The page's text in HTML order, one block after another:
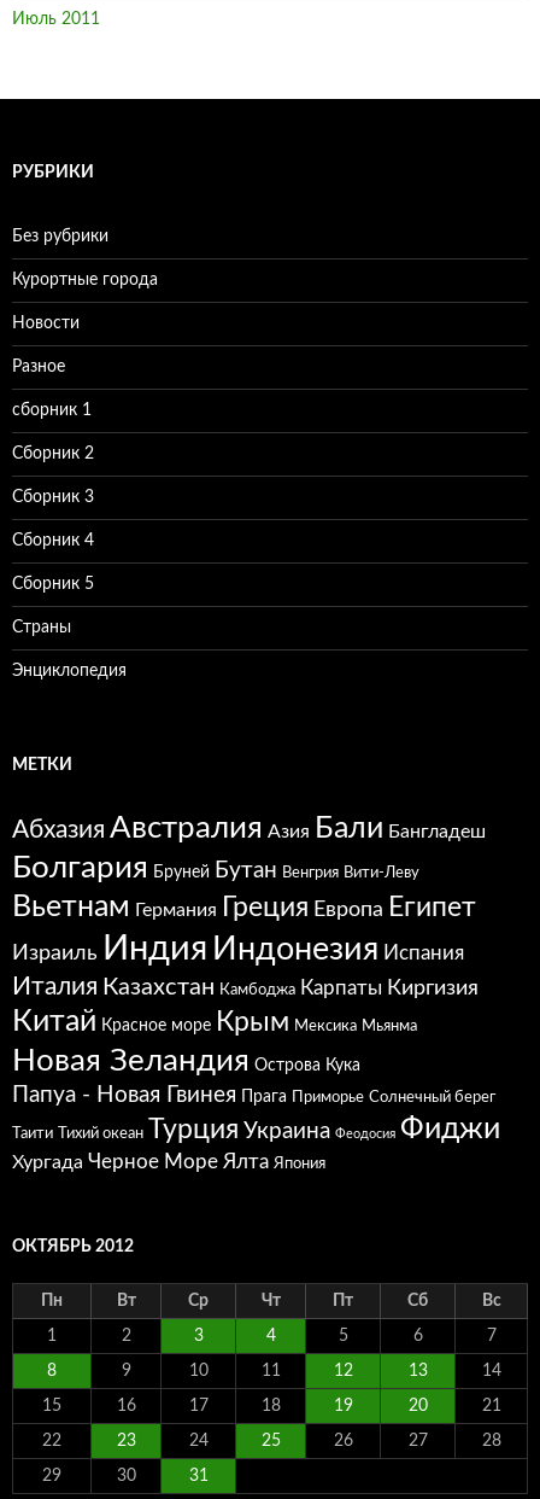
Июль 2011
РУБРИКИ
Без рубрики
Курортные города
Новости
Разное
сборник 1
Сборник 2
Сборник 3
Сборник 4
Сборник 5
Страны
Энциклопедия
МЕТКИ
Абхазия Австралия Азия Бали Бангладеш
Болгария Бруней Бутан Венгрия Вити-Леву
Вьетнам Германия Греция Европа Египет
Израиль Индия Индонезия Испания
Италия Казахстан Камбоджа Карпаты Киргизия
Китай Красное море Крым Мексика Мьянма
Новая Зеландия Острова Кука
Папуа - Новая Гвинея Прага Приморье Солнечный берег
Таити Тихий океан Турция Украина Феодосия Фиджи
Хургада Черное Море Ялта Япония
ОКТЯБРЬ 2012
Пн Вт Ср Чт Пт Сб Вс
1 2 3 4 5 6 7
8 9 10 11 12 13 14
15 16 17 18 19 20 21
22 23 24 25 26 27 28
29 30 31